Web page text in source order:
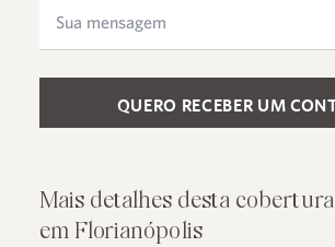
Please leave this field empty.
Mais detalhes desta
em Florianópolis